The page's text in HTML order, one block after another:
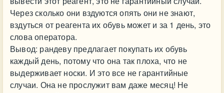
Через сколько они вздуются опять они не знают,
вздуться от реагента их обувь может и за 1 день, это
слова оператора.
Вывод: рандеву предлагает покупать их обувь
каждый день, потому что она так плоха, что не
выдерживает носки. И это все не гарантийные
случаи. Она не прослужит вам даже месяц! Не